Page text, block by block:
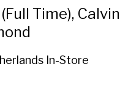
Time), Calvin
In-Store